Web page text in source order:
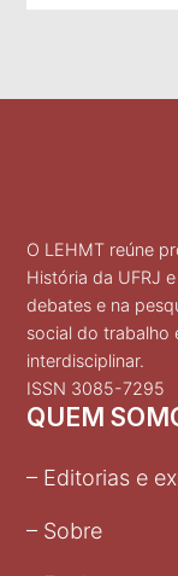
O LEHMT reúne
História da UFRJ
debates e na
social do trabalho
interdisciplinar.
ISSN 3085-7295
QUEM
– Editorias e
– Sobre